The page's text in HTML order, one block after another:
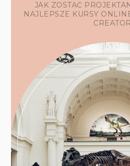
JAK ZOSTAĆ
NAJLEPSZE KURSY
CREATOR